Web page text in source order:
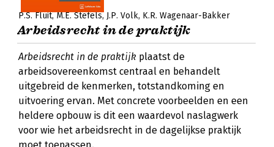
P.S. Fluit M.E. Stefels J.P. Volk K.R. Wagenaar-Bakker
Arbeidsrecht in de praktijk
Arbeidsrecht in de praktijk plaatst de
arbeidsovereenkomst centraal en behandelt
uitgebreid de kenmerken, totstandkoming en
uitvoering ervan. Met concrete voorbeelden en een
heldere opbouw is dit een waardevol naslagwerk
voor wie het arbeidsrecht in de dagelijkse praktijk